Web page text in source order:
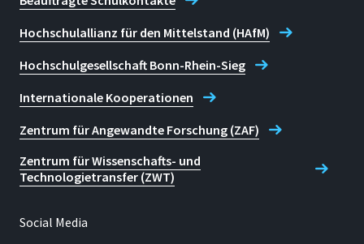
Hochschulallianz für den Mittelstand (HAfM)
Hochschulgesellschaft Bonn-Rhein-Sieg
Internationale Kooperationen
Zentrum für Angewandte Forschung (ZAF)
Zentrum für Wissenschafts- und
Technologietransfer (ZWT)
Social Media